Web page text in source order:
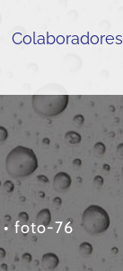
Colaboradores
• foto-76